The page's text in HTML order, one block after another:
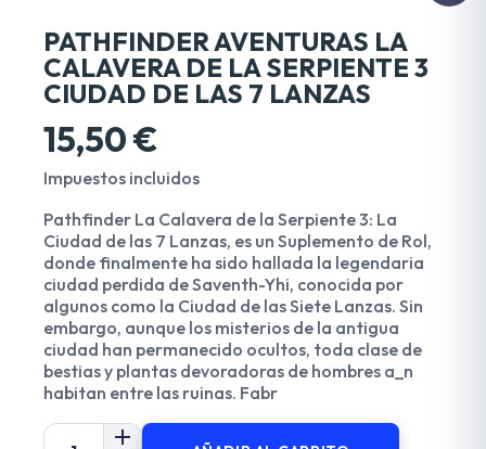
PATHFINDER AVENTURAS LA
CALAVERA DE LA SERPIENTE 3
CIUDAD DE LAS 7 LANZAS
15,50 €
Impuestos incluidos
Pathfinder La Calavera de la Serpiente 3: La
Ciudad de las 7 Lanzas, es un Suplemento de Rol,
donde finalmente ha sido hallada la legendaria
ciudad perdida de Saventh-Yhi, conocida por
algunos como la Ciudad de las Siete Lanzas. Sin
embargo, aunque los misterios de la antigua
ciudad han permanecido ocultos, toda clase de
bestias y plantas devoradoras de hombres a_n
habitan entre las ruinas. Fabr